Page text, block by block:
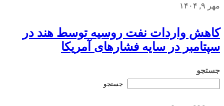
مهر ۹, ۱۴۰۴
کاهش واردات نفت روسیه توسط هند در
سپتامبر در سایه فشارهای آمریکا
جستجو
جستجو